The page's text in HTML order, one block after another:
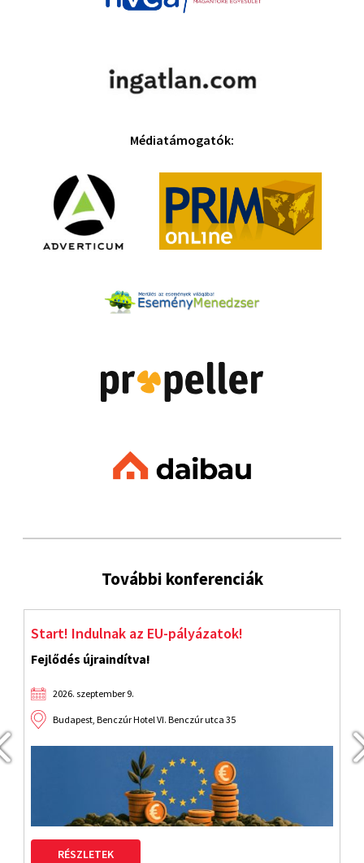
Médiatámogatók:
További konferenciák
Start! Indulnak az EU-pályázatok!
Fejlődés újraindítva!
2026. szeptember 9.
Budapest, Benczúr Hotel VI. Benczúr utca 35
RÉSZLETEK